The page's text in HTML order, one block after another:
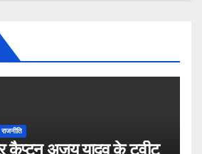
राजनीति
कैप्टन अजय यादव के ट्वीट